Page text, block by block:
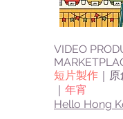
VIDEO
短片製作 ｜
年宵
Hello Hong